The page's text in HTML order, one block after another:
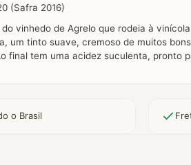
(Safra 2016)
vinhedo de Agrelo que rodeia à
um tinto suave, cremoso de muitos
final tem uma acidez suculenta, pronto
o Brasil